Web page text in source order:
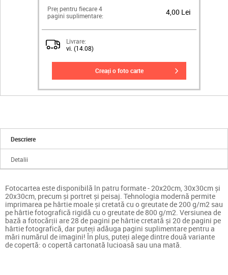
Preț pentru fiecare 4
pagini suplimentare:
4,00 Lei
Livrare:
vi. (14.08)
creați o foto carte
Descriere
Detalii
Fotocartea este disponibilă în patru formate - 20x20cm, 30x30cm și
20x30cm, precum și portret și peisaj. Tehnologia modernă permite
imprimarea pe hârtie moale și cretată cu o greutate de 200 g/m2 sau
pe hârtie fotografică rigidă cu o greutate de 800 g/m2. Versiunea de
bază a fotocărții are 28 de pagini pe hârtie cretată și 20 de pagini pe
hârtie fotografică, dar puteți adăuga pagini suplimentare pentru a
mări numărul de imagini! În plus, puteți alege dintre două variante
de copertă: o copertă cartonată lucioasă sau una mată.